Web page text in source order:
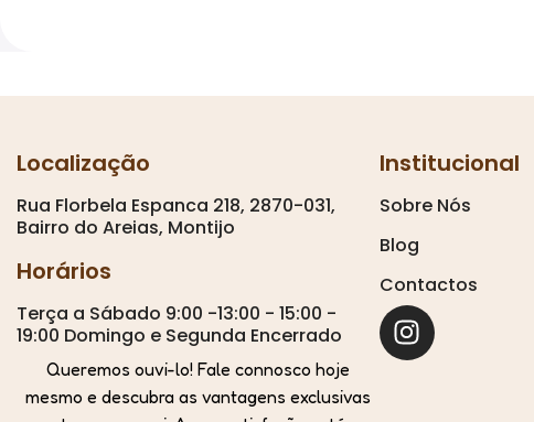
Localização
Rua Florbela Espanca 218, 2870-031,
Bairro do Areias, Montijo
Horários
Terça a Sábado 9:00 -13:00 - 15:00 -
19:00 Domingo e Segunda Encerrado
Queremos ouvi-lo! Fale connosco hoje
mesmo e descubra as vantagens exclusivas
Institucional
Sobre Nós
Blog
Contactos